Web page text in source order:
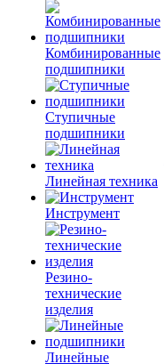
Комбинированные
подшипники
Ступичные
подшипники
Линейная техника
Инструмент
Резино-
технические
изделия
Линейные